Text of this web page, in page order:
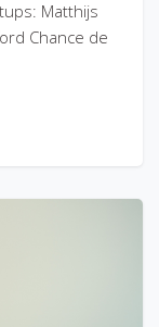
Matthijs
Chance de